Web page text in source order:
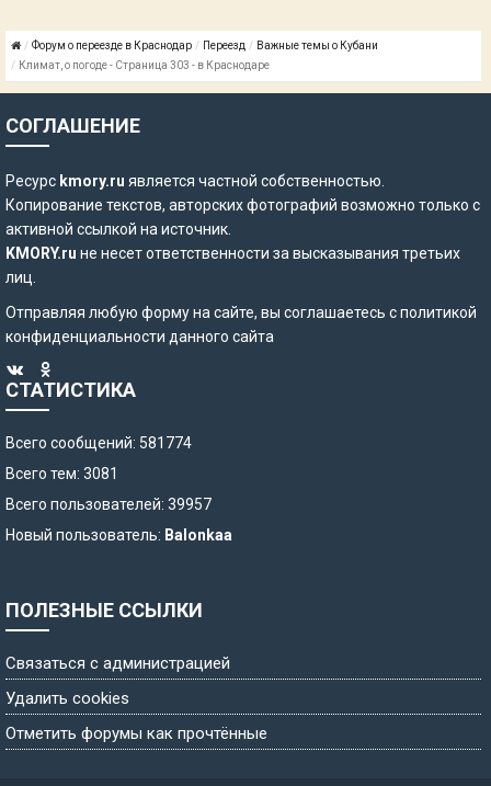
Форум о переезде в Краснодар Переезд
Важные темы о Кубани
Климат, о погоде - Страница 303 - в Краснодаре
СОГЛАШЕНИЕ
Ресурс kmory.ru является частной собственностью.
Копирование текстов, авторских фотографий возможно только с
активной ссылкой на источник.
KMORY.ru не несет ответственности за высказывания третьих
лиц.
Отправляя любую форму на сайте, вы соглашаетесь сполитикой
конфиденциальности данного сайта
СТАТИСТИКА
Всего сообщений: 581774
Всего тем: 3081
Всего пользователей: 39957
Новый пользователь: Balonkaa
ПОЛЕЗНЫЕ ССЫЛКИ
Связаться с администрацией
Удалить cookies
Отметить форумы как прочтённые